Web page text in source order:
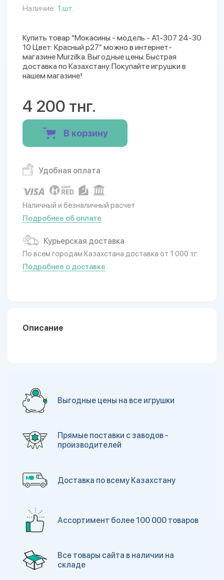
Наличие: 1 шт.
Купить товар “Мокасины - модель - A1-307 24-30
10 Цвет: Красный р27” можно в интернет-
магазине Murzilka. Выгодные цены. Быстрая
доставка по Казахстану. Покупайте игрушки в
нашем магазине!
4 200 тнг.
В корзину
Удобная оплата
Наличный и безналичный расчет
Подробнее об оплате
Курьерская доставка
По всем городам Казахстана доставка от 1 000 тг.
Подробнее о доставке
Описание
Выгодные цены на все игрушки
Прямые поставки с заводов -
производителей
Доставка по всему Казахстану
Ассортимент более 100 000 товаров
Все товары сайта в наличии на
складе